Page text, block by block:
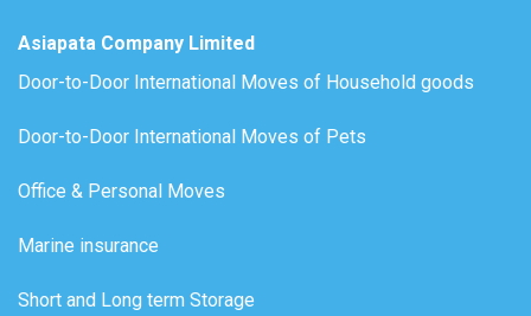
Asiapata Company Limited
Door-to-Door International Moves of Household goods
Door-to-Door International Moves of Pets
Office & Personal Moves
Marine insurance
Short and Long term Storage